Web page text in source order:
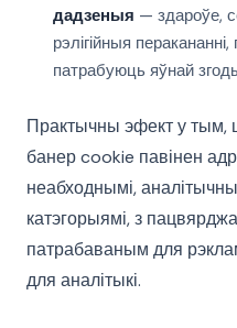
дадзеныя — здароўе,
рэлігійныя
патрабуюць яўнай
Практычны эфект у тым,
банер cookie павінен
неабходнымі,
катэгорыямі, з
патрабаваным для
для аналітыкі.